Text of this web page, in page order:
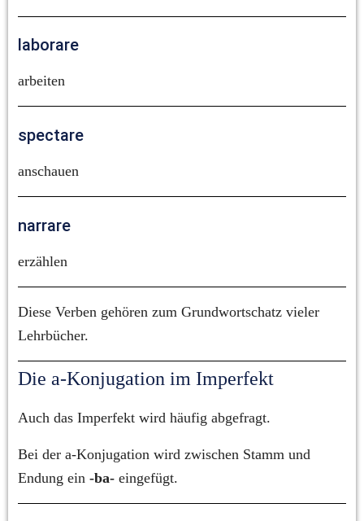
laborare
arbeiten
spectare
anschauen
narrare
erzählen
Diese Verben gehören zum Grundwortschatz vieler
Lehrbücher.
Die a-Konjugation im Imperfekt
Auch das Imperfekt wird häufig abgefragt.
Bei der a-Konjugation wird zwischen Stamm und
Endung ein -ba- eingefügt.